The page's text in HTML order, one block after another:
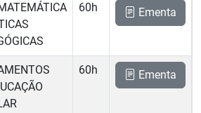
60h Ementa
60h Ementa